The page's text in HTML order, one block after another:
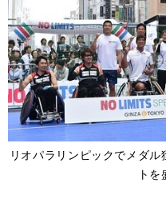
リオパラリンピックでメダ
ト